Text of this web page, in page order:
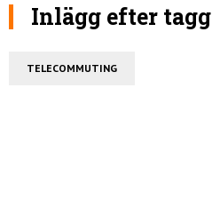
Inlägg efter tagg
TELECOMMUTING